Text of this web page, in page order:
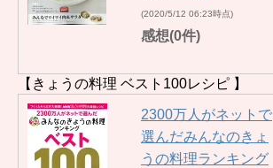
(2020/5/12 06:23時点)
感想(0件)
【きょうの料理 ベスト100レシピ 】
2300万人がネットで
選んだみんなのきょ
うの料理ランキング